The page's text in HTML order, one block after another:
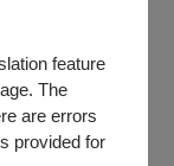
feature
The
are errors
provided for
Button
國王)